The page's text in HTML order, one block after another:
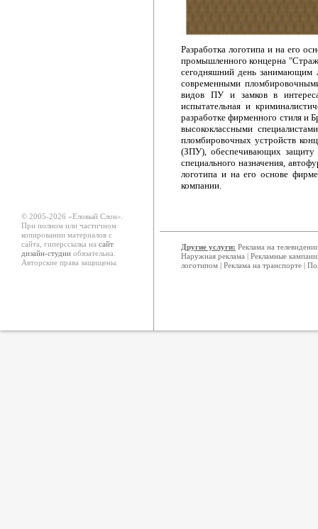
Разработка логотипа и на его
промышленного концерна
сегодняшний день занимающим
современными
видов ПУ и замков в
испытательная и
разработке фирменного стиля и
высококлассными
пломбировочных устройств
(ЗПУ), обеспечивающих защиту
специального назначения,
логотипа и на его основе
компании.
© 2005-2026 «Еловый Cлон».
При полном или частичном
копировании материалов с
сайта, гиперссылка на сайт
дизайн-студии обязательна.
Авторские права защищены.
Другие услуги: Реклама на
Наружная реклама | Рекламные
логотипом | Реклама на транспорте |